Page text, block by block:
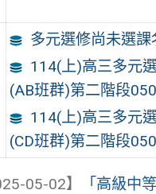
多元選修尚未選課
114(上)高三多元
(AB班群)第二階段
114(上)高三多元
(CD班群)第二階段
05-02】
「高級中